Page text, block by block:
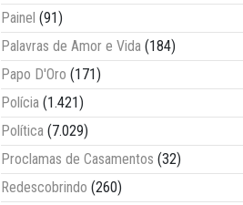
Painel (91)
Palavras de Amor e Vida (184)
Papo D'Oro (171)
Polícia (1.421)
Política (7.029)
Proclamas de Casamentos (32)
Redescobrindo (260)